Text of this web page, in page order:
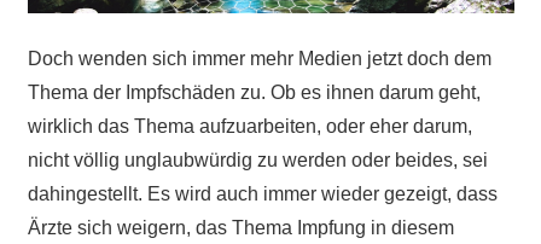
Doch wenden sich immer mehr Medien jetzt doch dem
Thema der Impfschäden zu. Ob es ihnen darum geht,
wirklich das Thema aufzuarbeiten, oder eher darum,
nicht völlig unglaubwürdig zu werden oder beides, sei
dahingestellt. Es wird auch immer wieder gezeigt, dass
Ärzte sich weigern, das Thema Impfung in diesem